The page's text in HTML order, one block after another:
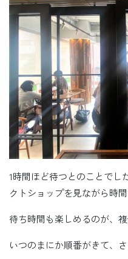
1時間ほど待つとのことでし
クトショップを見ながら時間
待ち時間も楽しめるのが、
いつのまにか順番がきて、